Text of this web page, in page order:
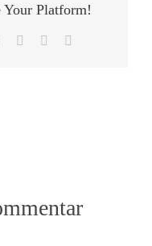
Your Platform!
TumblrPinterest